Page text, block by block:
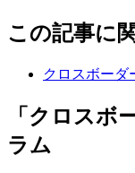
この記事に
クロスボーダ
「クロスボ
ラム